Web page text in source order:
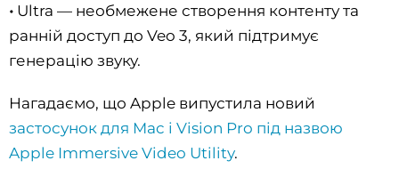
• Ultra — необмежене створення контенту та
ранній доступ до Veo 3, який підтримує
генерацію звуку.
Нагадаємо, що Apple випустила новий
застосунок для Mac і Vision Pro під назвою
Apple Immersive Video Utility.